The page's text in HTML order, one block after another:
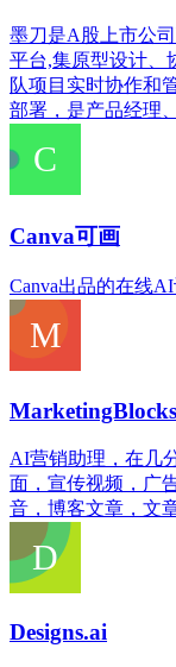
墨刀是A股上市公
平台,集原型设计、
队项目实时协作和
部署，是产品经理
Canva可画
Canva出品的在线
AI营销助理，在几
面，宣传视频，广
音，博客文章，文
Designs.ai